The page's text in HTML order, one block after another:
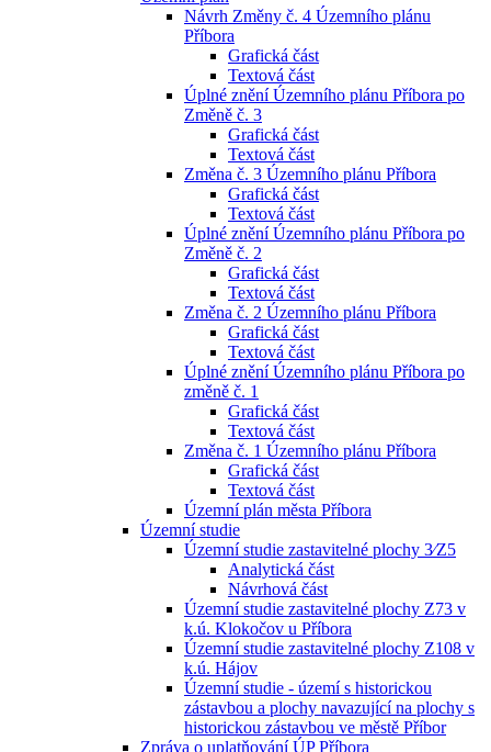
Návrh Změny č. 4 Územního plánu
Příbora
Grafická část
Textová část
Úplné znění Územního plánu Příbora po
Změně č. 3
Grafická část
Textová část
Změna č. 3 Územního plánu Příbora
Grafická část
Textová část
Úplné znění Územního plánu Příbora po
Změně č. 2
Grafická část
Textová část
Změna č. 2 Územního plánu Příbora
Grafická část
Textová část
Úplné znění Územního plánu Příbora po
změně č. 1
Grafická část
Textová část
Změna č. 1 Územního plánu Příbora
Grafická část
Textová část
Územní plán města Příbora
Územní studie
Územní studie zastavitelné plochy 3⁄Z5
Analytická část
Návrhová část
Územní studie zastavitelné plochy Z73 v
k.ú. Klokočov u Příbora
Územní studie zastavitelné plochy Z108 v
k.ú. Hájov
Územní studie - území s historickou
zástavbou a plochy navazující na plochy s
historickou zástavbou ve městě Příbor
Zpráva o uplatňování ÚP Příbora